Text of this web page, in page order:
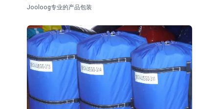
Jooloog专业的产品包装